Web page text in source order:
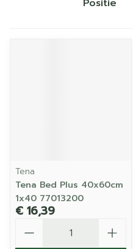
Sorteer op:
Tena
Tena Bed Plus 40x60cm
1x40 77013200
€ 16,39